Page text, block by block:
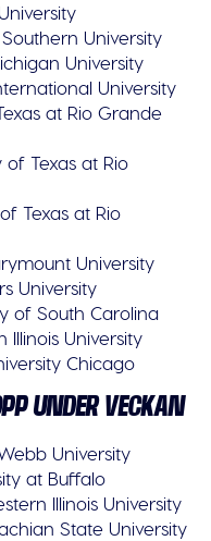
University
University
University
at Rio Grande
Texas at Rio
Texas at Rio
University
University
of South Carolina
Illinois University
Chicago
UNDER VECKAN
University
at Buffalo
Illinois University
State University